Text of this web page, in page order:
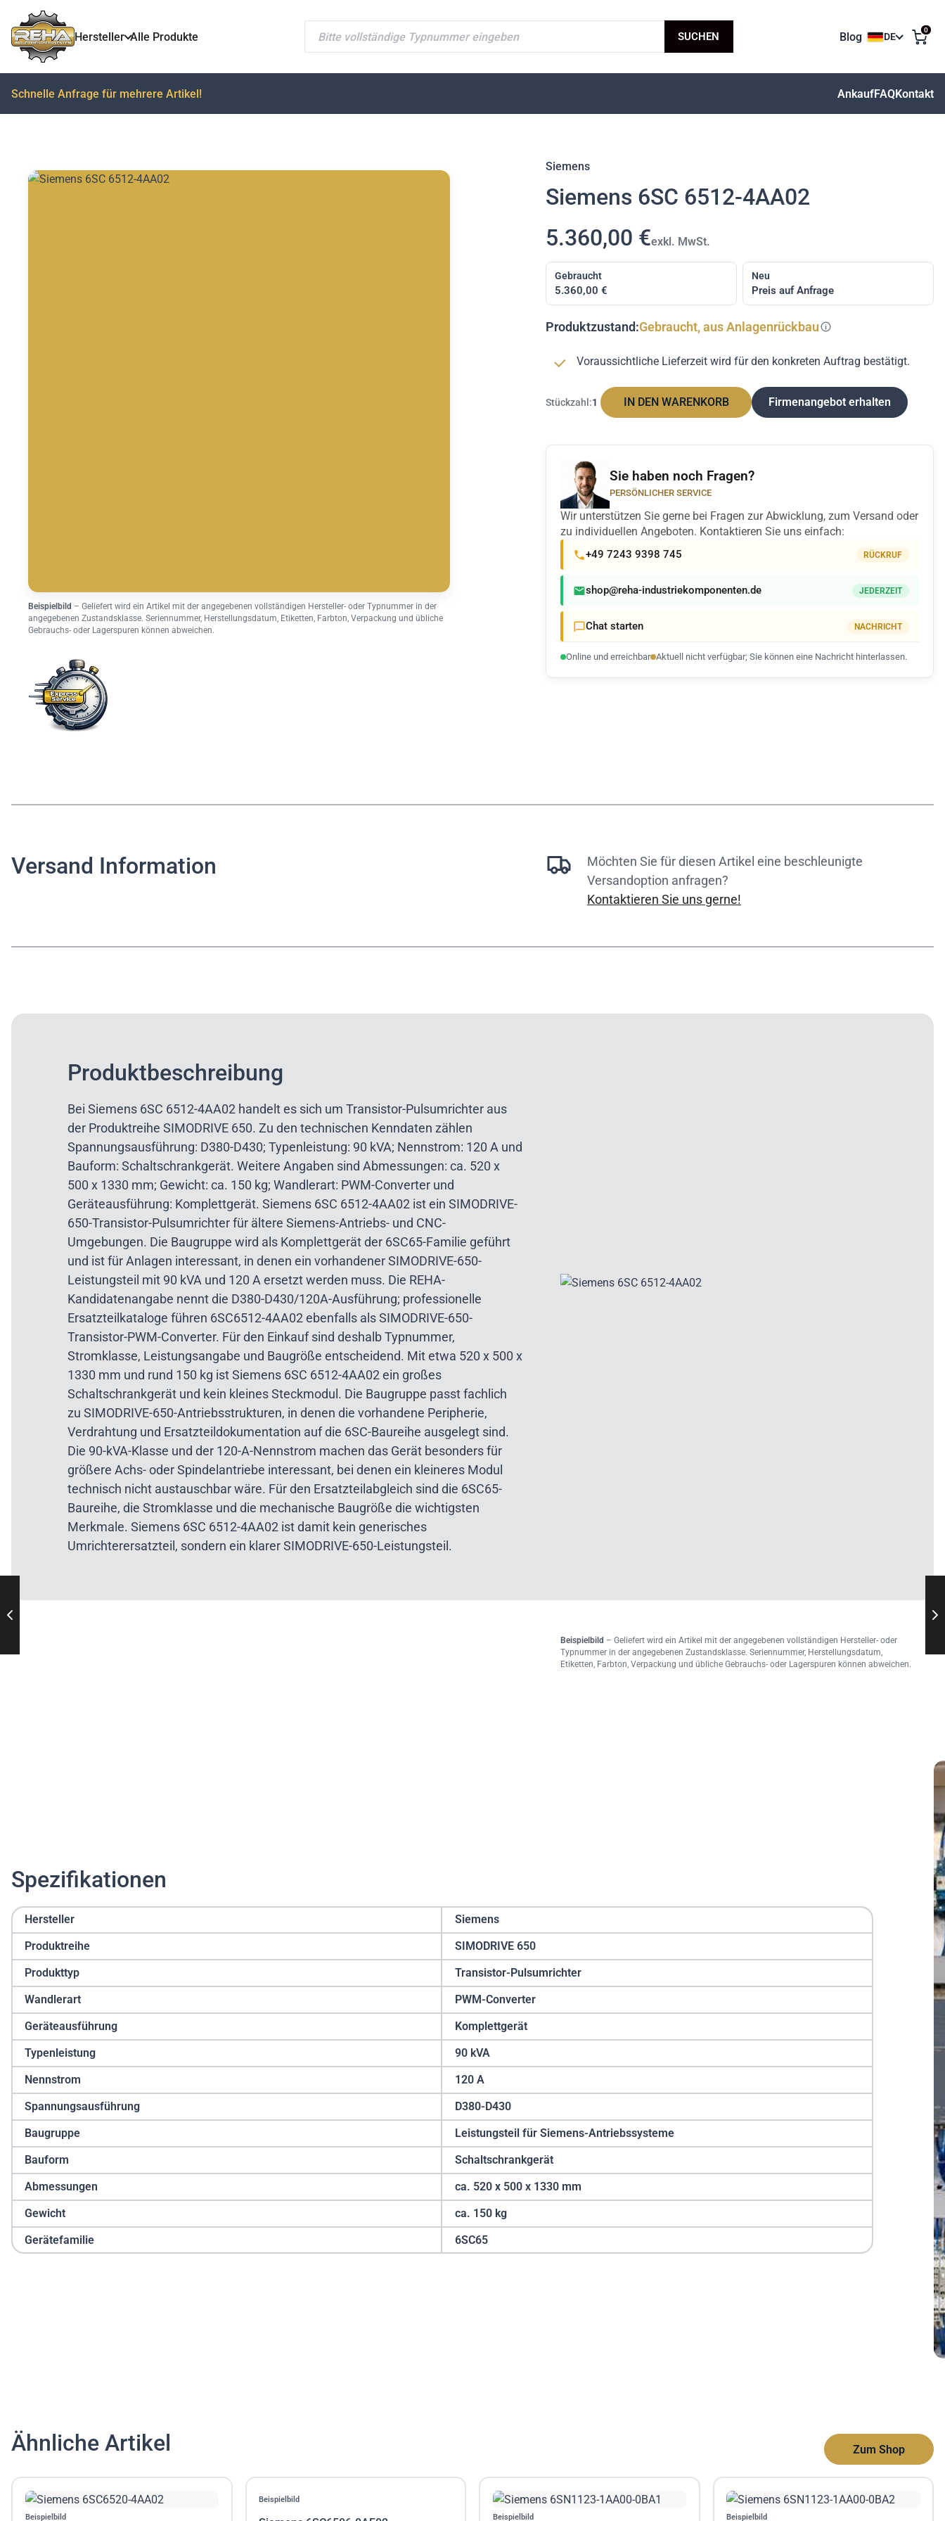
Hersteller Alle Produkte
Typnummer suchen
SUCHEN Blog DE
Sprache
0
Schnelle Anfrage für mehrere Artikel! AnkaufFAQKontakt
Beispielbild – Geliefert wird ein Artikel mit der angegebenen vollständigen Hersteller- oder Typnummer in der
angegebenen Zustandsklasse. Seriennummer, Herstellungsdatum, Etiketten, Farbton, Verpackung und übliche
Gebrauchs- oder Lagerspuren können abweichen.
Siemens
Siemens 6SC 6512-4AA02
5.360,00 €exkl. MwSt.
Gebraucht
5.360,00 €
Neu
Preis auf Anfrage
Produktzustand:Gebraucht, aus Anlagenrückbau
Voraussichtliche Lieferzeit wird für den konkreten Auftrag bestätigt.
Stückzahl:1 IN DEN WARENKORB Firmenangebot erhalten
Sie haben noch Fragen?
PERSÖNLICHER SERVICE
Wir unterstützen Sie gerne bei Fragen zur Abwicklung, zum Versand oder
zu individuellen Angeboten. Kontaktieren Sie uns einfach:
+49 7243 9398 745 RÜCKRUF
shop@reha-industriekomponenten.de JEDERZEIT
Chat starten NACHRICHT
Online und erreichbar Aktuell nicht verfügbar; Sie können eine Nachricht hinterlassen.
Versand Information
Möchten Sie für diesen Artikel eine beschleunigte
Versandoption anfragen?
Kontaktieren Sie uns gerne!
Produktbeschreibung
Bei Siemens 6SC 6512-4AA02 handelt es sich um Transistor-Pulsumrichter aus
der Produktreihe SIMODRIVE 650. Zu den technischen Kenndaten zählen
Spannungsausführung: D380-D430; Typenleistung: 90 kVA; Nennstrom: 120 A und
Bauform: Schaltschrankgerät. Weitere Angaben sind Abmessungen: ca. 520 x
500 x 1330 mm; Gewicht: ca. 150 kg; Wandlerart: PWM-Converter und
Geräteausführung: Komplettgerät. Siemens 6SC 6512-4AA02 ist ein SIMODRIVE-
650-Transistor-Pulsumrichter für ältere Siemens-Antriebs- und CNC-
Umgebungen. Die Baugruppe wird als Komplettgerät der 6SC65-Familie geführt
und ist für Anlagen interessant, in denen ein vorhandener SIMODRIVE-650-
Leistungsteil mit 90 kVA und 120 A ersetzt werden muss. Die REHA-
Kandidatenangabe nennt die D380-D430/120A-Ausführung; professionelle
Ersatzteilkataloge führen 6SC6512-4AA02 ebenfalls als SIMODRIVE-650-
Transistor-PWM-Converter. Für den Einkauf sind deshalb Typnummer,
Stromklasse, Leistungsangabe und Baugröße entscheidend. Mit etwa 520 x 500 x
1330 mm und rund 150 kg ist Siemens 6SC 6512-4AA02 ein großes
Schaltschrankgerät und kein kleines Steckmodul. Die Baugruppe passt fachlich
zu SIMODRIVE-650-Antriebsstrukturen, in denen die vorhandene Peripherie,
Verdrahtung und Ersatzteildokumentation auf die 6SC-Baureihe ausgelegt sind.
Die 90-kVA-Klasse und der 120-A-Nennstrom machen das Gerät besonders für
größere Achs- oder Spindelantriebe interessant, bei denen ein kleineres Modul
technisch nicht austauschbar wäre. Für den Ersatzteilabgleich sind die 6SC65-
Baureihe, die Stromklasse und die mechanische Baugröße die wichtigsten
Merkmale. Siemens 6SC 6512-4AA02 ist damit kein generisches
Umrichterersatzteil, sondern ein klarer SIMODRIVE-650-Leistungsteil.
Beispielbild – Geliefert wird ein Artikel mit der angegebenen vollständigen Hersteller- oder
Typnummer in der angegebenen Zustandsklasse. Seriennummer, Herstellungsdatum,
Etiketten, Farbton, Verpackung und übliche Gebrauchs- oder Lagerspuren können abweichen.
Spezifikationen
Hersteller
Siemens
Produktreihe
SIMODRIVE 650
Produkttyp
Transistor-Pulsumrichter
Wandlerart
PWM-Converter
Geräteausführung
Komplettgerät
Typenleistung
90 kVA
Nennstrom
120 A
Spannungsausführung
D380-D430
Baugruppe
Leistungsteil für Siemens-Antriebssysteme
Bauform
Schaltschrankgerät
Abmessungen
ca. 520 x 500 x 1330 mm
Gewicht
ca. 150 kg
Gerätefamilie
6SC65
Ähnliche Artikel Zum Shop
Beispielbild
Beispielbild
Beispielbild Beispielbild